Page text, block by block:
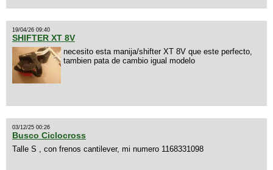
19/04/26 09:40
SHIFTER XT 8V
necesito esta manija/shifter XT 8V que este perfecto,
tambien pata de cambio igual modelo
03/12/25 00:26
Busco Ciclocross
Talle S , con frenos cantilever, mi numero 1168331098